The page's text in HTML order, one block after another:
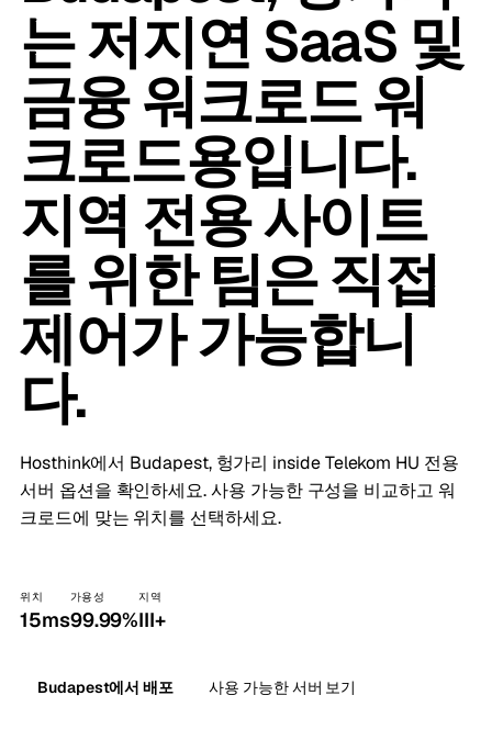
는 저지연 SaaS 및
금융 워크로드 워
크로드용입니다.
지역 전용 사이트
를 위한 팀은 직접
제어가 가능합니
다.
Hosthink에서 Budapest, 헝가리 inside Telekom HU 전용
서버 옵션을 확인하세요. 사용 가능한 구성을 비교하고 워
크로드에 맞는 위치를 선택하세요.
위치
15ms
가용성
99.99%
지역
III+
Budapest에서 배포 사용 가능한 서버 보기